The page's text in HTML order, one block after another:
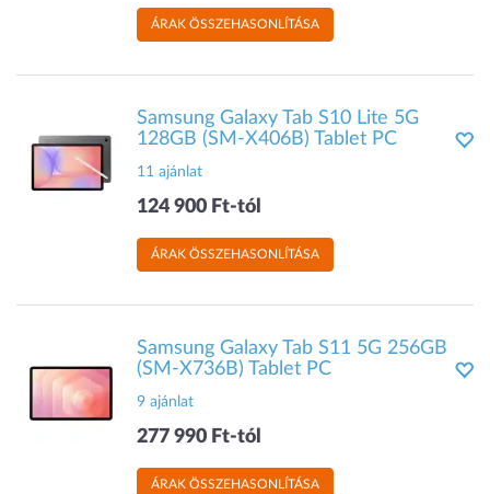
ÁRAK ÖSSZEHASONLÍTÁSA
Samsung Galaxy Tab S10 Lite 5G
128GB (SM-X406B) Tablet PC
11 ajánlat
124 900 Ft-tól
ÁRAK ÖSSZEHASONLÍTÁSA
Samsung Galaxy Tab S11 5G 256GB
(SM-X736B) Tablet PC
9 ajánlat
277 990 Ft-tól
ÁRAK ÖSSZEHASONLÍTÁSA